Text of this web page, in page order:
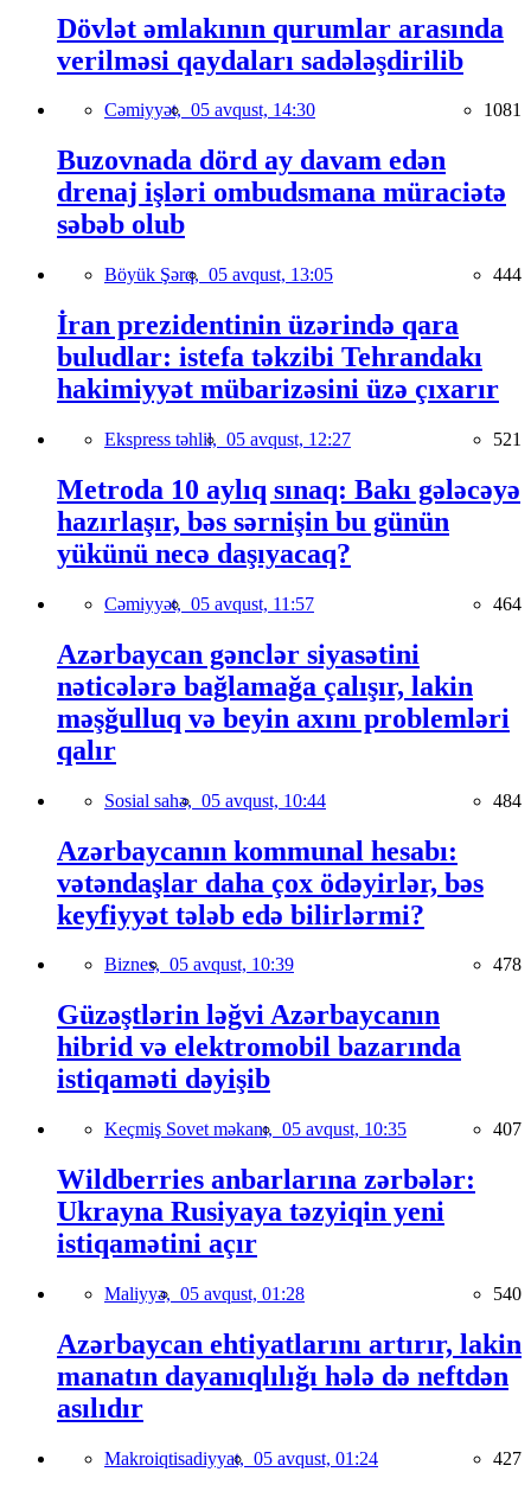
Dövlət əmlakının qurumlar arasında
verilməsi qaydaları sadələşdirilib
Cəmiyyət, 05 avqust, 14:30 1081
Buzovnada dörd ay davam edən
drenaj işləri ombudsmana müraciətə
səbəb olub
Böyük Şərq, 05 avqust, 13:05 444
İran prezidentinin üzərində qara
buludlar: istefa təkzibi Tehrandakı
hakimiyyət mübarizəsini üzə çıxarır
Ekspress təhlil, 05 avqust, 12:27 521
Metroda 10 aylıq sınaq: Bakı gələcəyə
hazırlaşır, bəs sərnişin bu günün
yükünü necə daşıyacaq?
Cəmiyyət, 05 avqust, 11:57 464
Azərbaycan gənclər siyasətini
nəticələrə bağlamağa çalışır, lakin
məşğulluq və beyin axını problemləri
qalır
Sosial sahə, 05 avqust, 10:44 484
Azərbaycanın kommunal hesabı:
vətəndaşlar daha çox ödəyirlər, bəs
keyfiyyət tələb edə bilirlərmi?
Biznes, 05 avqust, 10:39 478
Güzəştlərin ləğvi Azərbaycanın
hibrid və elektromobil bazarında
istiqaməti dəyişib
Keçmiş Sovet məkanı, 05 avqust, 10:35 407
Wildberries anbarlarına zərbələr:
Ukrayna Rusiyaya təzyiqin yeni
istiqamətini açır
Maliyyə, 05 avqust, 01:28 540
Azərbaycan ehtiyatlarını artırır, lakin
manatın dayanıqlılığı hələ də neftdən
asılıdır
Makroiqtisadiyyat, 05 avqust, 01:24 427